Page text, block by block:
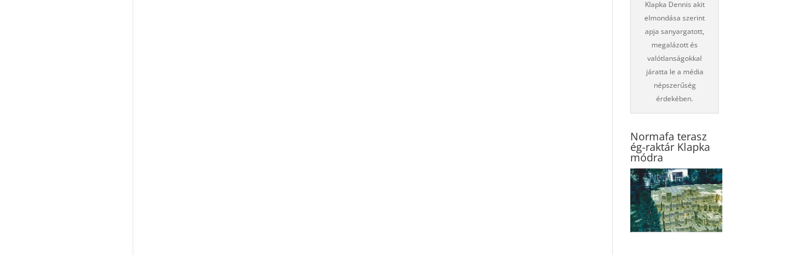
Klapka Dennis akit
elmondása szerint
apja sanyargatott,
megalázott és
valótlanságokkal
járatta le a média
népszerűség
érdekében.
Normafa terasz
ég-raktár Klapka
módra